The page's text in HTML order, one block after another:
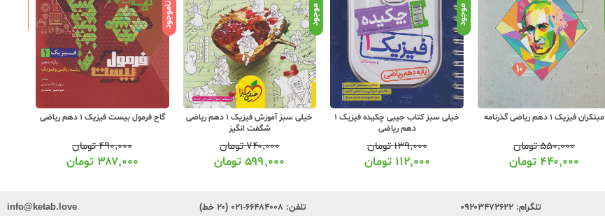
مبتکران فیزیک 1 دهم ریاضی گذرنامه
۵۵۰,۰۰۰تومان
۴۴۰,۰۰۰ تومان
موجود
خیلی سبز کتاب جیبی چکیده فیزیک 1
دهم ریاضی
۱۳۹,۰۰۰تومان
۱۱۲,۰۰۰ تومان
موجود
خیلی سبز آموزش فیزیک 1 دهم ریاضی
شگفت انگیز
۷۴۰,۰۰۰تومان
۵۹۹,۰۰۰تومان
ناموجود
گاج فرمول بیست فیزیک 1 دهم ریاضی
۴۹۰,۰۰۰تومان
۳۸۷,۰۰۰ تومان
تلگرام: ۰۹۲۰۳۴۷۲۶۲۲ تلفن: ۶۶۴۸۴۰۰۸-۰۲۱ (۲۰ خط) info@ketab.love